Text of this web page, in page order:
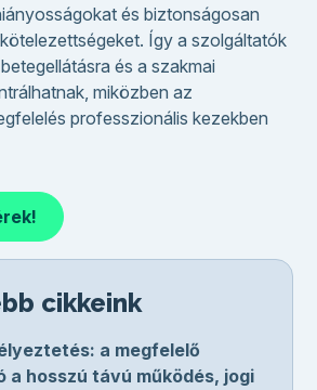
cikkeink
a megfelelő
a hosszú távú működés, jogi
és biztonságosan
Így a szolgáltatók
és a szakmai
miközben az
professzionális kezekben